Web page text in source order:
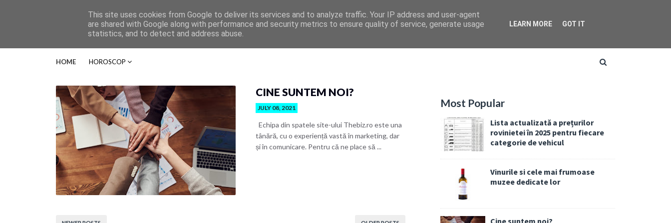
HOME HOROSCOP
CINE SUNTEM NOI?
JULY 08, 2021
Echipa din spatele site-ului Thebiz.ro este una
tânără, cu o experiență vastă în marketing, dar
și în comunicare. Pentru că ne place să ...
Most Popular
Lista actualizată a prețurilor
rovinietei în 2025 pentru fiecare
categorie de vehicul
Vinurile si cele mai frumoase
muzee dedicate lor
Cine suntem noi?
This site uses cookies from Google to deliver its services and to analyze traffic. Your IP address and user-agent
are shared with Google along with performance and security metrics to ensure quality of service, generate usage
statistics, and to detect and address abuse.
LEARN MORE GOT IT